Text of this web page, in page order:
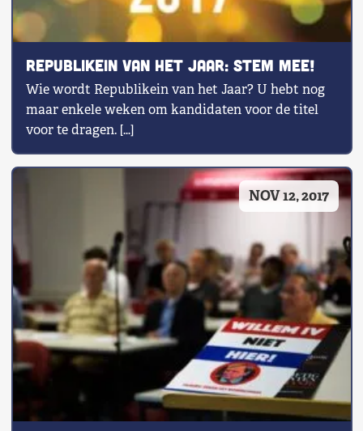
Republikein van het Jaar: Stem mee!
Wie wordt Republikein van het Jaar? U hebt nog
maar enkele weken om kandidaten voor de titel
voor te dragen. […]
NOV 12, 2017